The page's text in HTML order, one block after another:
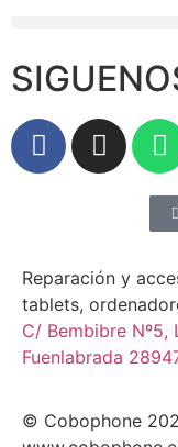
Reparación y
tablets,
C/ Bembibre Nº5,
Fuenlabrada
© Cobophone